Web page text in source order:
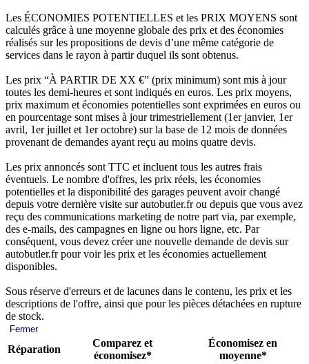
Les ÉCONOMIES POTENTIELLES et les PRIX MOYENS sont
calculés grâce à une moyenne globale des prix et des économies
réalisés sur les propositions de devis d’une même catégorie de
services dans le rayon à partir duquel ils sont obtenus.
Les prix “À PARTIR DE XX €” (prix minimum) sont mis à jour
toutes les demi-heures et sont indiqués en euros. Les prix moyens,
prix maximum et économies potentielles sont exprimées en euros ou
en pourcentage sont mises à jour trimestriellement (1er janvier, 1er
avril, 1er juillet et 1er octobre) sur la base de 12 mois de données
provenant de demandes ayant reçu au moins quatre devis.
Les prix annoncés sont TTC et incluent tous les autres frais
éventuels. Le nombre d'offres, les prix réels, les économies
potentielles et la disponibilité des garages peuvent avoir changé
depuis votre dernière visite sur autobutler.fr ou depuis que vous avez
reçu des communications marketing de notre part via, par exemple,
des e-mails, des campagnes en ligne ou hors ligne, etc. Par
conséquent, vous devez créer une nouvelle demande de devis sur
autobutler.fr pour voir les prix et les économies actuellement
disponibles.
Sous réserve d'erreurs et de lacunes dans le contenu, les prix et les
descriptions de l'offre, ainsi que pour les pièces détachées en rupture
de stock.
Fermer
Réparation
Comparez et
économisez*
Économisez en
moyenne*